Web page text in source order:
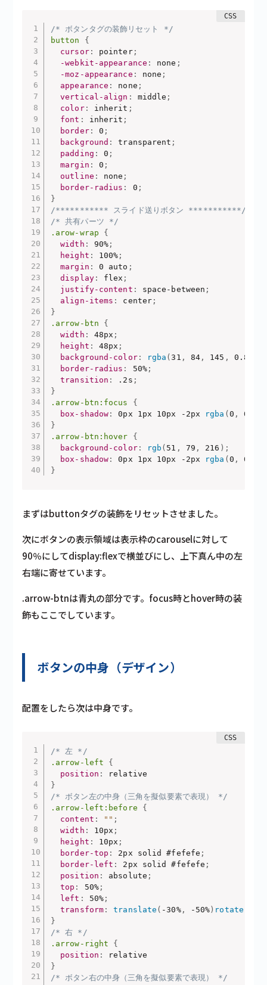
/* ボタンタグの装飾リセット */
button
{
cursor: pointer;
-webkit-appearance : none ;
-moz-appearance : none ;
appearance : none ;
vertical-align : middle ;
color: inherit ;
font : inherit ;
border: 0 ;
background : transparent ;
padding : 0 ;
margin : 0 ;
outline : none ;
border-radius : 0 ;
}
/*********** スライド送りボタン ***********/
/* 共有パーツ */
.arow-wrap
{
width : 90% ;
height : 100% ;
margin : 0 auto ;
display: flex ;
justify-content : space-between ;
align-items : center ;
}
.arrow-btn
{
width : 48px ;
height : 48px ;
background-color: rgba (31 , 84 , 145 , 0.804
border-radius : 50%;
transition : .2s ;
}
.arrow-btn:focus
{
box-shadow : 0px 1px 10px -2px rgba ( 0 , 0
}
.arrow-btn:hover
{
background-color: rgb ( 51 , 79 , 216 ) ;
box-shadow : 0px 1px 10px -2px rgba ( 0 , 0
}
まずはbuttonタグの装飾をリセットさせました。
次にボタンの表示領域は表示枠のcarouselに対して
90％にしてdisplay:flexで横並びにし、上下真ん中の左
右端に寄せています。
.arrow-btnは青丸の部分です。focus時とhover時の装
飾もここでしています。
ボタンの中身（デザイン）
配置をしたら次は中身です。
/* 左 */
.arrow-left
{
position :
}
/* ボタン左の中身（三角を擬似要素で表現） */
.arrow-left:before
{
content : "" ;
width : 10px ;
height : 10px ;
border-top : 2px solid #fefefe ;
border-left : 2px solid #fefefe ;
position : absolute ;
top : 50%;
left : 50% ;
transform : translate ( -30%, -50% ) rotate
}
/* 右 */
.arrow-right
{
position :
}
/* ボタン右の中身（三角を擬似要素で表現） */